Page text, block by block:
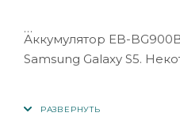
Аккумулятор EB-
Samsung Galaxy S5.